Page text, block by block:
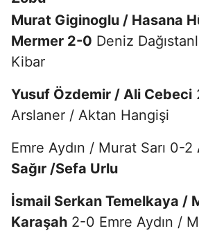
Murat Giginoglu / Hasana
Mermer 2-0 Deniz
Kibar
Yusuf Özdemir / Ali Cebeci
Arslaner / Aktan Hangişi
Emre Aydın / Murat Sarı 0-2
Sağır /Sefa Urlu
İsmail Serkan Temelkaya /
Karaşah 2-0 Emre Aydın /